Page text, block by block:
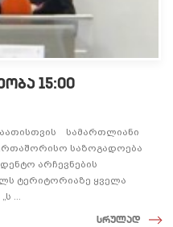
15:00
სამართლიანი
საზოგადოება
არჩევნების
ტერიტორიაზე ყველა
...
სრულად